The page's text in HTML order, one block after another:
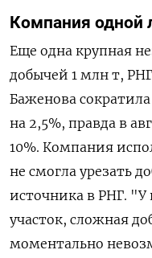
Компания одной
Еще одна крупная
добычей 1 млн т,
Баженова
на 2,5%, правда в
10%. Компания
не смогла урезать
источника в РНГ. "У
участок, сложная
моментально